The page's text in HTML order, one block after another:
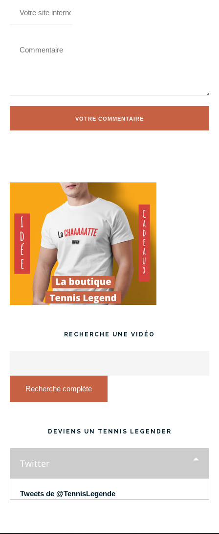
RECHERCHE UNE VIDÉO
Recherche complète
DEVIENS UN TENNIS LEGENDER
Twitter
Tweets de @TennisLegende